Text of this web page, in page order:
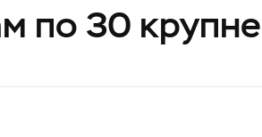
по 30